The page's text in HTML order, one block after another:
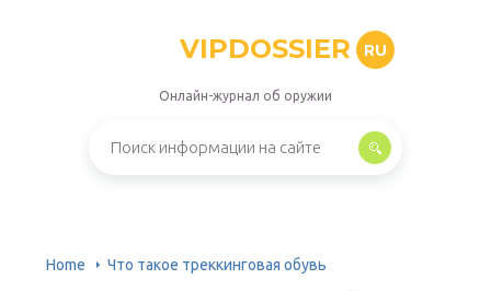
VIPDOSSIER RU
Онлайн-журнал об оружии
Home Что такое треккинговая обувь